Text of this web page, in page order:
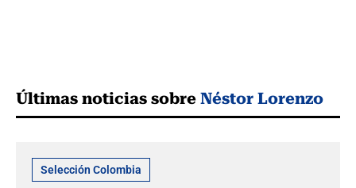
Últimas noticias sobre Néstor Lorenzo
Selección Colombia